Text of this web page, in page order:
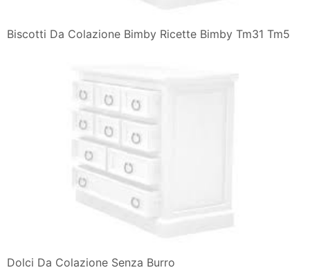
Biscotti Da Colazione Bimby Ricette Bimby Tm31 Tm5
Dolci Da Colazione Senza Burro